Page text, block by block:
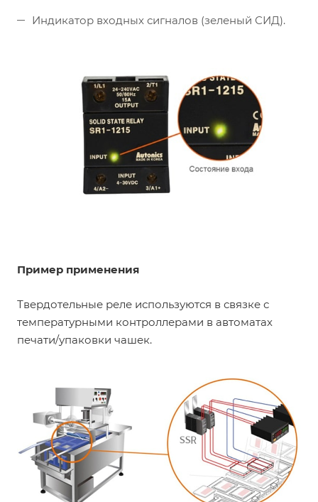
Индикатор входных сигналов (зеленый СИД).
Пример применения
Твердотельные реле используются в связке с
температурными контроллерами в автоматах
печати/упаковки чашек.